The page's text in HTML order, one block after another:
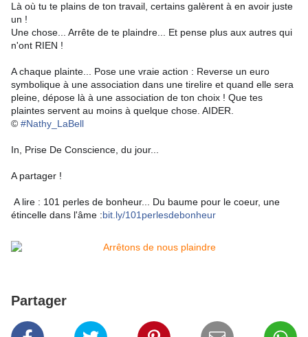
Là où tu te plains de ton travail, certains galèrent à en avoir juste
un !
Une chose... Arrête de te plaindre... Et pense plus aux autres qui
n'ont RIEN !
A chaque plainte... Pose une vraie action : Reverse un euro
symbolique à une association dans une tirelire et quand elle sera
pleine, dépose là à une association de ton choix ! Que tes
plaintes servent au moins à quelque chose. AIDER.
© #Nathy_LaBell
In, Prise De Conscience, du jour...
A partager !
A lire : 101 perles de bonheur... Du baume pour le coeur, une
étincelle dans l'âme :bit.ly/101perlesdebonheur
Partager